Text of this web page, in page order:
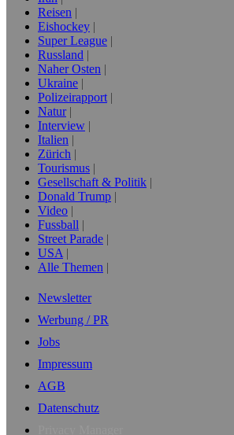
Reisen
Eishockey
Super League
Russland
Naher Osten
Ukraine
Polizeirapport
Natur
Interview
Italien
Zürich
Tourismus
Gesellschaft & Politik
Donald Trump
Video
Fussball
Street Parade
USA
Alle Themen
Newsletter
Werbung / PR
Jobs
Impressum
AGB
Datenschutz